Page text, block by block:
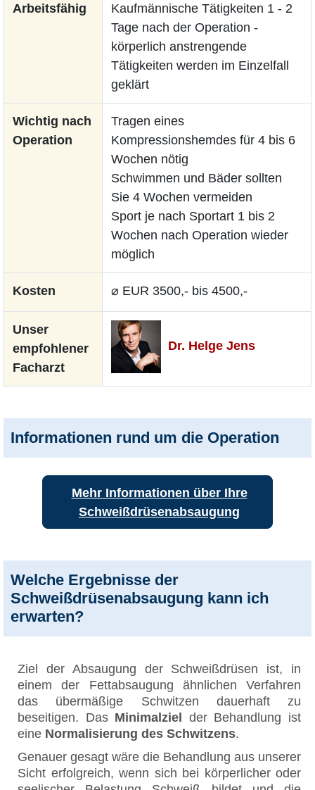
Arbeitsfähig
Kaufmännische Tätigkeiten 1 - 2
Tage nach der Operation -
körperlich anstrengende
Tätigkeiten werden im Einzelfall
geklärt
Wichtig nach
Operation
Tragen eines
Kompressionshemdes für 4 bis 6
Wochen nötig
Schwimmen und Bäder sollten
Sie 4 Wochen vermeiden
Sport je nach Sportart 1 bis 2
Wochen nach Operation wieder
möglich
Kosten ⌀ EUR 3500,- bis 4500,-
Unser
empfohlener
Facharzt
Dr. Helge Jens
Informationen rund um die Operation
Mehr Informationen über Ihre
Schweißdrüsenabsaugung
Welche Ergebnisse der
Schweißdrüsenabsaugung kann ich
erwarten?
Ziel der Absaugung der Schweißdrüsen ist, in
einem der Fettabsaugung ähnlichen Verfahren
das übermäßige Schwitzen dauerhaft zu
beseitigen. Das Minimalziel der Behandlung ist
eine Normalisierung des Schwitzens.
Genauer gesagt wäre die Behandlung aus unserer
Sicht erfolgreich, wenn sich bei körperlicher oder